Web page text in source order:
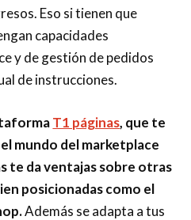
Eso si tienen que
capacidades
y de gestión de pedidos
de instrucciones.
T1 páginas, que te
mundo del marketplace
te da ventajas sobre otras
posicionadas como el
Además se adapta a tus